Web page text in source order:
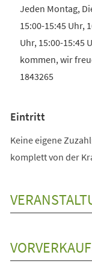
Jeden Montag,
15:00-15:45 Uhr,
Uhr, 15:00-15:45
kommen, wir
1843265
Eintritt
Keine eigene
komplett von der